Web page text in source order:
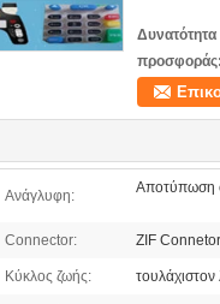
Δυνατότητα
προσφοράς:
Ανάγλυφη: Αποτύπωση
Connector: ZIF Connetor
Κύκλος ζωής: τουλάχιστον